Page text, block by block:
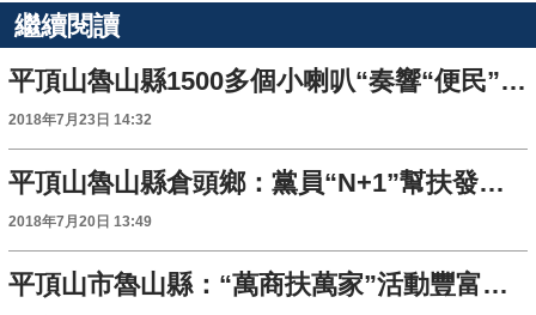
繼續閱讀
平頂山魯山縣1500多個小喇叭“奏響“便民”最強音”
2018年7月23日 14:32
平頂山魯山縣倉頭鄉：黨員“N+1”幫扶發揮大作用
2018年7月20日 13:49
平頂山市魯山縣：“萬商扶萬家”活動豐富多彩